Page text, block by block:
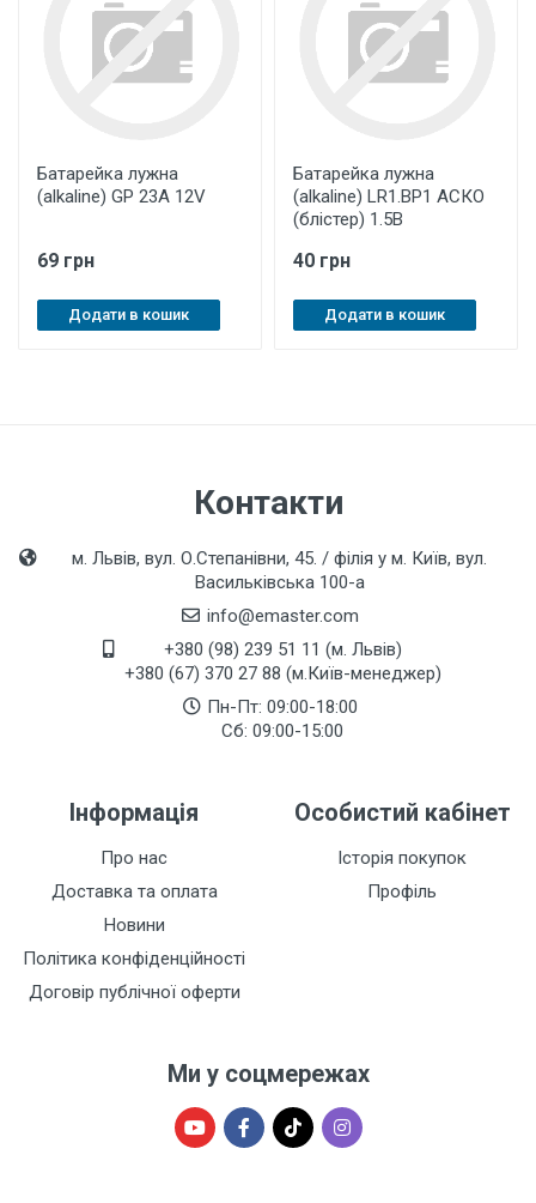
Батарейка лужна
(аlkaline) GP 23A 12V
69 грн
Додати в кошик
Батарейка лужна
(аlkaline) LR1.BP1 АСКО
(блістер) 1.5В
40 грн
Додати в кошик
Контакти
м. Львів, вул. О.Степанівни, 45. / філія у м. Київ, вул.
Васильківська 100-а
info@emaster.com
+380 (98) 239 51 11 (м. Львів)
+380 (67) 370 27 88 (м.Київ-менеджер)
Пн-Пт: 09:00-18:00
Сб: 09:00-15:00
Інформація
Про нас
Доставка та оплата
Новини
Політика конфіденційності
Договір публічної оферти
Особистий кабінет
Історія покупок
Профіль
Ми у соцмережах